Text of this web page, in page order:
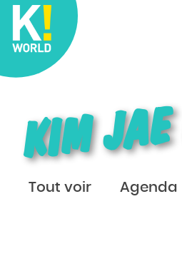
KIM
Tout voir Agenda